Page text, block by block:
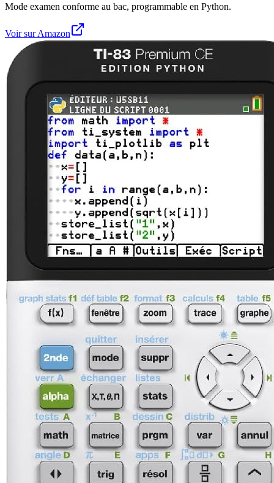
Mode examen conforme au bac, programmable en Python.
Voir sur Amazon